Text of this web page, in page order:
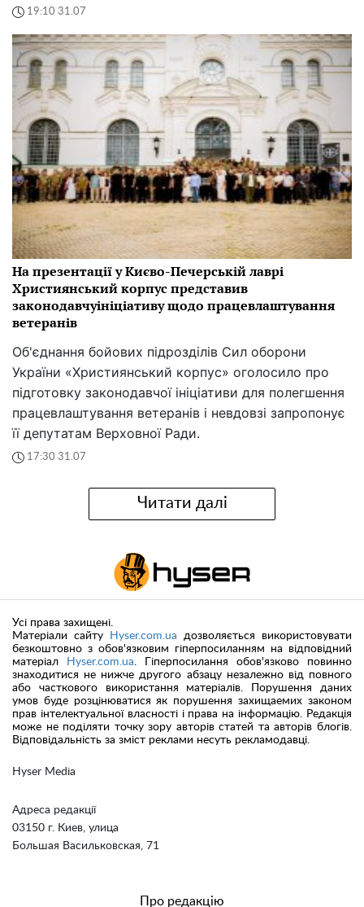
19:10 31.07
На презентації у Києво-Печерській лаврі
Християнський корпус представив
законодавчуініціативу щодо працевлаштування
ветеранів
Об'єднання бойових підрозділів Сил оборони
України «Християнський корпус» оголосило про
підготовку законодавчої ініціативи для полегшення
працевлаштування ветеранів і невдовзі запропонує
її депутатам Верховної Ради.
17:30 31.07
Читати далі
Hyser Media
Адреса редакції
03150 г. Киев, улица
Большая Васильковская, 71
Усі права захищені.
Матеріали сайту
Hyser.com.ua дозволяється використовувати
безкоштовно з обов'язковим гіперпосиланням на відповідний
матеріал
Hyser.com.ua . Гіперпосилання обов'язково повинно
знаходитися не нижче другого абзацу незалежно від повного
або часткового використання матеріалів. Порушення даних
умов буде розцінюватися як порушення захищаемих законом
прав інтелектуальної власності і права на інформацію. Редакція
може не поділяти точку зору авторів статей та авторів блогів.
Відповідальність за зміст реклами несуть рекламодавці.
Про редакцію